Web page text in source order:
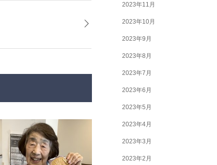
2023年11月
2023年10月
2023年9月
2023年8月
2023年7月
2023年6月
2023年5月
2023年4月
2023年3月
2023年2月